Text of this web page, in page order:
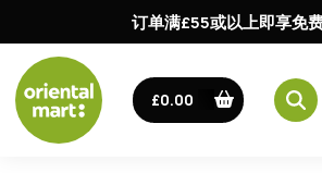
订单满£55或以上即享免
£0.00